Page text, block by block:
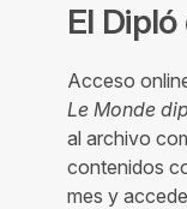
El
Acceso
Le Monde
al archivo
contenidos
mes y